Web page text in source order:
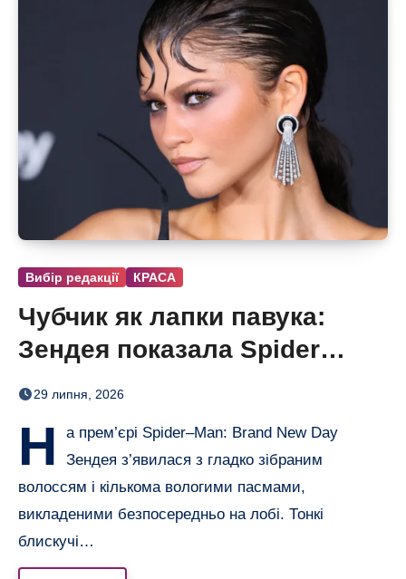
Вибір редакції КРАСА
Чубчик як лапки павука:
Зендея показала Spider
Bangs
29 липня, 2026
Н
а прем’єрі Spider–Man: Brand New Day
Зендея з’явилася з гладко зібраним
волоссям і кількома вологими пасмами,
викладеними безпосередньо на лобі. Тонкі
блискучі…